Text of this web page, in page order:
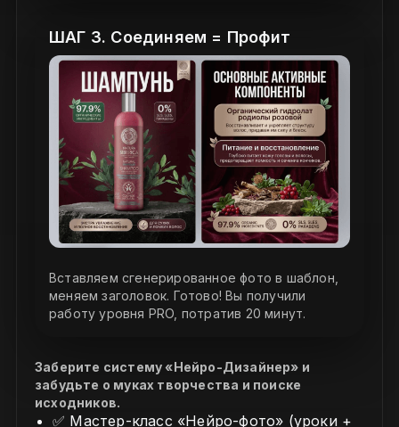
ШАГ 3. Соединяем = Профит
Вставляем сгенерированное фото в шаблон,
меняем заголовок. Готово! Вы получили
работу уровня PRO, потратив 20 минут.
Заберите систему «Нейро-Дизайнер» и
забудьте о муках творчества и поиске
исходников.
✅ Мастер-класс «Нейро-фото» (уроки +